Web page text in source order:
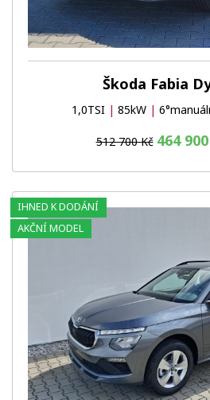
Škoda Fabia
1,0TSI | 85kW |
512 700 Kč 464
IHNED K DODÁNÍ
AKČNÍ MODEL